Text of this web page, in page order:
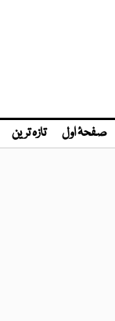
صفحۂ اول تازہ ترین